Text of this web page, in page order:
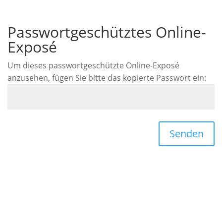
Passwortgeschütztes Online-
Exposé
Um dieses passwortgeschützte Online-Exposé
anzusehen, fügen Sie bitte das kopierte Passwort ein:
Senden